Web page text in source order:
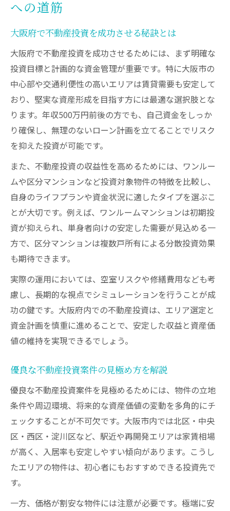
への道筋
大阪府で不動産投資を成功させる秘訣とは
大阪府で不動産投資を成功させるためには、まず明確な
投資目標と計画的な資金管理が重要です。特に大阪市の
中心部や交通利便性の高いエリアは賃貸需要も安定して
おり、堅実な資産形成を目指す方には最適な選択肢とな
ります。年収500万円前後の方でも、自己資金をしっか
り確保し、無理のないローン計画を立てることでリスク
を抑えた投資が可能です。
また、不動産投資の収益性を高めるためには、ワンルー
ムや区分マンションなど投資対象物件の特徴を比較し、
自身のライフプランや資金状況に適したタイプを選ぶこ
とが大切です。例えば、ワンルームマンションは初期投
資が抑えられ、単身者向けの安定した需要が見込める一
方で、区分マンションは複数戸所有による分散投資効果
も期待できます。
実際の運用においては、空室リスクや修繕費用なども考
慮し、長期的な視点でシミュレーションを行うことが成
功の鍵です。大阪府内での不動産投資は、エリア選定と
資金計画を慎重に進めることで、安定した収益と資産価
値の維持を実現できるでしょう。
優良な不動産投資案件の見極め方を解説
優良な不動産投資案件を見極めるためには、物件の立地
条件や周辺環境、将来的な資産価値の変動を多角的にチ
ェックすることが不可欠です。大阪市内では北区・中央
区・西区・淀川区など、駅近や再開発エリアは家賃相場
が高く、入居率も安定しやすい傾向があります。こうし
たエリアの物件は、初心者にもおすすめできる投資先で
す。
一方、価格が割安な物件には注意が必要です。極端に安